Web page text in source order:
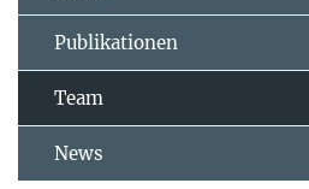
Publikationen
Team
News